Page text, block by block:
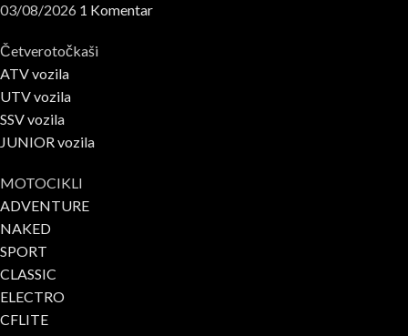
03/08/2026 1 Komentar
Četverotočkaši
ATV vozila
UTV vozila
SSV vozila
JUNIOR vozila
MOTOCIKLI
ADVENTURE
NAKED
SPORT
CLASSIC
ELECTRO
CFLITE